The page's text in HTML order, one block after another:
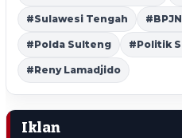
#Sulawesi Tengah
#Polda Sulteng #Politik
#Reny Lamadjido
Iklan